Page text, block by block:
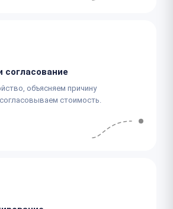
согласование
объясняем причину
стоимость.